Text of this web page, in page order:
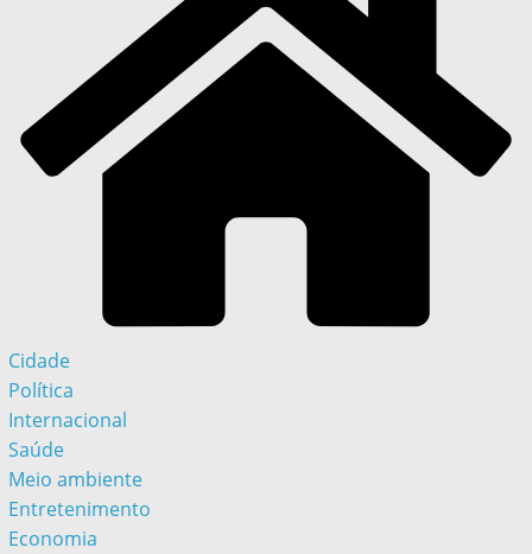
Cidade
Política
Internacional
Saúde
Meio ambiente
Entretenimento
Economia